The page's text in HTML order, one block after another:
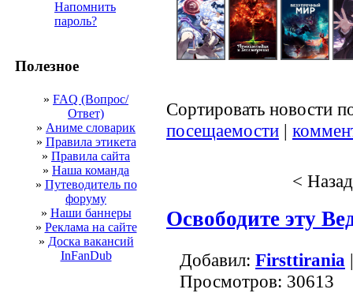
Напомнить
пароль?
Полезное
» FAQ (Вопрос/
Ответ)
» Аниме словарик
» Правила этикета
» Правила сайта
» Наша команда
» Путеводитель по
форуму
» Наши баннеры
» Реклама на сайте
» Доска вакансий
InFanDub
Сортировать новости
посещаемости |
< Назад
Освободите эту
Добавил: Firsttirania
Просмотров: 30613